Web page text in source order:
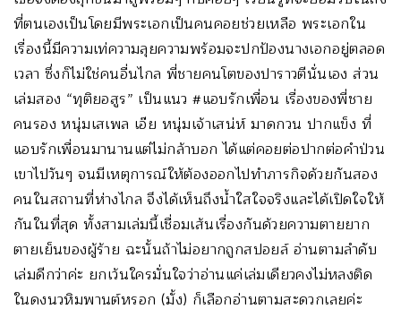
ที่ตนเองเป็นโดยมีพระเอกเป็นคนคอยช่วยเหลือ พระเอกใน
เรื่องนี้มีความเท่ความลุยความพร้อมจะปกป้องนางเอกอยู่ตลอด
เวลา ซึ่งก็ไม่ใช่คนอื่นไกล พี่ชายคนโตของปาราวตีนั่นเอง ส่วน
เล่มสอง “ทุติยอสูร” เป็นแนว #แอบรักเพื่อน เรื่องของพี่ชาย
คนรอง หนุ่มเสเพล เอ๊ย หนุ่มเจ้าเสน่ห์ มาดกวน ปากแข็ง ที่
แอบรักเพื่อนมานานแต่ไม่กล้าบอก ได้แต่คอยต่อปากต่อคำป่วน
เขาไปวันๆ จนมีเหตุการณ์ให้ต้องออกไปทำภารกิจด้วยกันสอง
คนในสถานที่ห่างไกล จึงได้เห็นถึงน้ำใสใจจริงและได้เปิดใจให้
กันในที่สุด ทั้งสามเล่มนี้เชื่อมเส้นเรื่องกันด้วยความตายยาก
ตายเย็นของผู้ร้าย ฉะนั้นถ้าไม่อยากถูกสปอยล์ อ่านตามลำดับ
เล่มดีกว่าค่ะ ยกเว้นใครมั่นใจว่าอ่านแค่เล่มเดียวคงไม่หลงติด
ในดงนวหิมพานต์หรอก (มั้ง) ก็เลือกอ่านตามสะดวกเลยค่ะ